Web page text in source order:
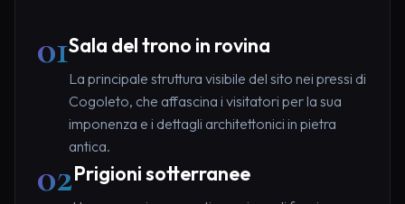
01Sala del trono in rovina
La principale struttura visibile del sito nei pressi di
Cogoleto, che affascina i visitatori per la sua
imponenza e i dettagli architettonici in pietra
antica.
02Prigioni sotterranee